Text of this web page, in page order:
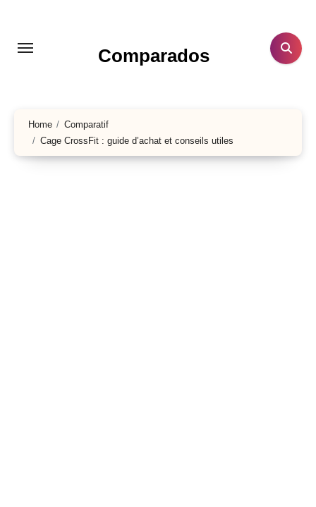
contenu
Comparados
Home
Comparatif
Cage CrossFit : guide d’achat et conseils utiles